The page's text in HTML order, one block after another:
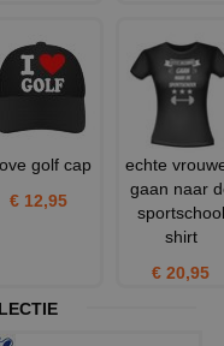
golf cap
€ 12,95
echte
gaan naar
sportschool
shirt
€ 20,95